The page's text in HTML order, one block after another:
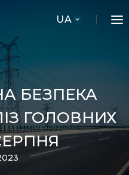
UA
БЕЗПЕКА
ГОЛОВНИХ